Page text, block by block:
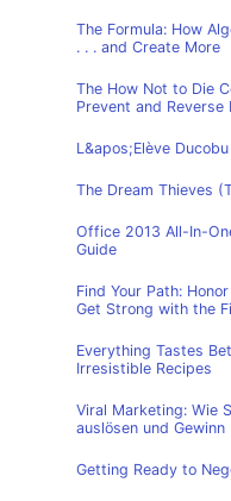
The Formula: How
. . . and Create More
The How Not to Die
Prevent and Reverse
L&apos;Elève
The Dream Thieves
Office 2013 All-In-
Guide
Find Your Path:
Get Strong with the
Everything Tastes
Irresistible Recipes
Viral Marketing: Wie
auslösen und
Getting Ready to